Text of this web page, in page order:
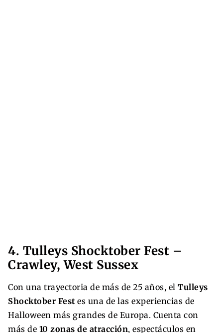
4. Tulleys Shocktober Fest –
Crawley, West Sussex
Con una trayectoria de más de 25 años, el Tulleys
Shocktober Fest es una de las experiencias de
Halloween más grandes de Europa. Cuenta con
más de 10 zonas de atracción, espectáculos en